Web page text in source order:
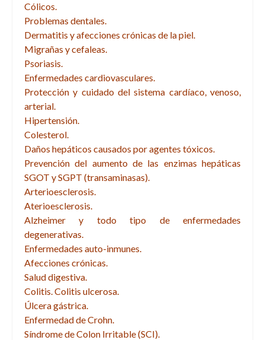
Cólicos.
Problemas dentales.
Dermatitis y afecciones crónicas de la piel.
Migrañas y cefaleas.
Psoriasis.
Enfermedades cardiovasculares.
Protección y cuidado del sistema cardíaco, venoso,
arterial.
Hipertensión.
Colesterol.
Daños hepáticos causados por agentes tóxicos.
Prevención del aumento de las enzimas hepáticas
SGOT y SGPT (transaminasas).
Arterioesclerosis.
Aterioesclerosis.
Alzheimer y todo tipo de enfermedades
degenerativas.
Enfermedades auto-inmunes.
Afecciones crónicas.
Salud digestiva.
Colitis. Colitis ulcerosa.
Úlcera gástrica.
Enfermedad de Crohn.
Síndrome de Colon Irritable (SCI).